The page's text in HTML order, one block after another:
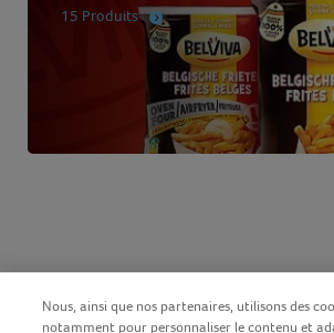
15 Produits
Nous, ainsi que nos partenaires, utilisons des
notamment pour personnaliser le contenu et